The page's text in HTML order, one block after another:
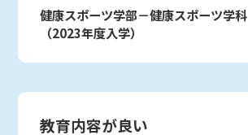
健康スポーツ学部－健康スポーツ学科
（2023年度入学）
教育内容が良い